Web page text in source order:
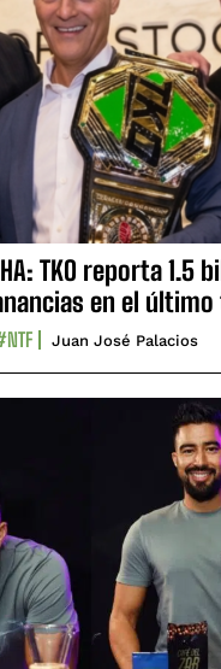
TKO reporta 1.5
en el
Juan José Palacios